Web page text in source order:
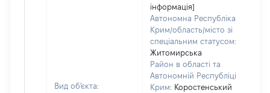
Вид об'єкта:
інформація]
Автономна Республіка
Крим/область/місто зі
спеціальним статусом:
Житомирська
Район в області та
Автономній Республіці
Крим: Коростенський